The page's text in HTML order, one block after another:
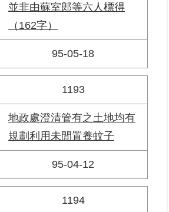
並非由蘇室郎等六人標得
（162字）
95-05-18
1193
地政處澄清管有之土地均有
規劃利用未閒置養蚊子
95-04-12
1194